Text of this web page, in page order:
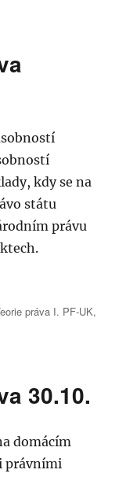
kdy se na
státu
právu
práva 6.11.2013“
práva I. PF-UK,
30.10.
domácím
právními